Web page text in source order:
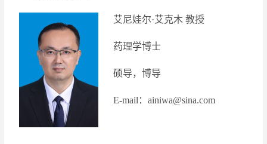
艾尼娃尔·艾克木 教授
药理学博士
硕导，博导
E-mail ： ainiwa@sina.com